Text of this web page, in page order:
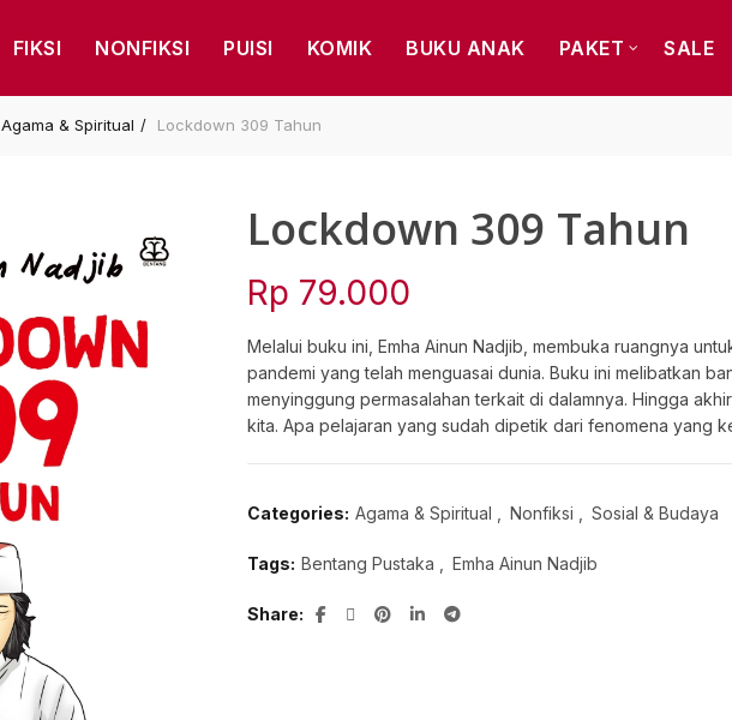
FIKSI NONFIKSI PUISI KOMIK BUKU ANAK PAKET SALE
Agama & Spiritual Lockdown 309 Tahun
Lockdown 309 Tahun
Rp 79.000
Melalui buku ini, Emha Ainun Nadjib, membuka ruangnya
pandemi yang telah menguasai dunia. Buku ini melibatkan
menyinggung permasalahan terkait di dalamnya. Hingga
kita. Apa pelajaran yang sudah dipetik dari fenomena yang
Categories: Agama & Spiritual Nonfiksi Sosial & Budaya
Tags: Bentang Pustaka Emha Ainun Nadjib
Share